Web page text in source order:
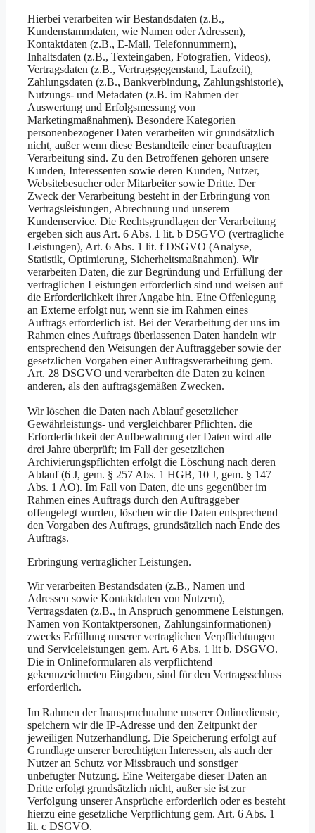
Hierbei verarbeiten wir Bestandsdaten (z.B.,
Kundenstammdaten, wie Namen oder Adressen),
Kontaktdaten (z.B., E-Mail, Telefonnummern),
Inhaltsdaten (z.B., Texteingaben, Fotografien, Videos),
Vertragsdaten (z.B., Vertragsgegenstand, Laufzeit),
Zahlungsdaten (z.B., Bankverbindung, Zahlungshistorie),
Nutzungs- und Metadaten (z.B. im Rahmen der
Auswertung und Erfolgsmessung von
Marketingmaßnahmen). Besondere Kategorien
personenbezogener Daten verarbeiten wir grundsätzlich
nicht, außer wenn diese Bestandteile einer beauftragten
Verarbeitung sind. Zu den Betroffenen gehören unsere
Kunden, Interessenten sowie deren Kunden, Nutzer,
Websitebesucher oder Mitarbeiter sowie Dritte. Der
Zweck der Verarbeitung besteht in der Erbringung von
Vertragsleistungen, Abrechnung und unserem
Kundenservice. Die Rechtsgrundlagen der Verarbeitung
ergeben sich aus Art. 6 Abs. 1 lit. b DSGVO (vertragliche
Leistungen), Art. 6 Abs. 1 lit. f DSGVO (Analyse,
Statistik, Optimierung, Sicherheitsmaßnahmen). Wir
verarbeiten Daten, die zur Begründung und Erfüllung der
vertraglichen Leistungen erforderlich sind und weisen auf
die Erforderlichkeit ihrer Angabe hin. Eine Offenlegung
an Externe erfolgt nur, wenn sie im Rahmen eines
Auftrags erforderlich ist. Bei der Verarbeitung der uns im
Rahmen eines Auftrags überlassenen Daten handeln wir
entsprechend den Weisungen der Auftraggeber sowie der
gesetzlichen Vorgaben einer Auftragsverarbeitung gem.
Art. 28 DSGVO und verarbeiten die Daten zu keinen
anderen, als den auftragsgemäßen Zwecken.
Wir löschen die Daten nach Ablauf gesetzlicher
Gewährleistungs- und vergleichbarer Pflichten. die
Erforderlichkeit der Aufbewahrung der Daten wird alle
drei Jahre überprüft; im Fall der gesetzlichen
Archivierungspflichten erfolgt die Löschung nach deren
Ablauf (6 J, gem. § 257 Abs. 1 HGB, 10 J, gem. § 147
Abs. 1 AO). Im Fall von Daten, die uns gegenüber im
Rahmen eines Auftrags durch den Auftraggeber
offengelegt wurden, löschen wir die Daten entsprechend
den Vorgaben des Auftrags, grundsätzlich nach Ende des
Auftrags.
Erbringung vertraglicher Leistungen.
Wir verarbeiten Bestandsdaten (z.B., Namen und
Adressen sowie Kontaktdaten von Nutzern),
Vertragsdaten (z.B., in Anspruch genommene Leistungen,
Namen von Kontaktpersonen, Zahlungsinformationen)
zwecks Erfüllung unserer vertraglichen Verpflichtungen
und Serviceleistungen gem. Art. 6 Abs. 1 lit b. DSGVO.
Die in Onlineformularen als verpflichtend
gekennzeichneten Eingaben, sind für den Vertragsschluss
erforderlich.
Im Rahmen der Inanspruchnahme unserer Onlinedienste,
speichern wir die IP-Adresse und den Zeitpunkt der
jeweiligen Nutzerhandlung. Die Speicherung erfolgt auf
Grundlage unserer berechtigten Interessen, als auch der
Nutzer an Schutz vor Missbrauch und sonstiger
unbefugter Nutzung. Eine Weitergabe dieser Daten an
Dritte erfolgt grundsätzlich nicht, außer sie ist zur
Verfolgung unserer Ansprüche erforderlich oder es besteht
hierzu eine gesetzliche Verpflichtung gem. Art. 6 Abs. 1
lit. c DSGVO.